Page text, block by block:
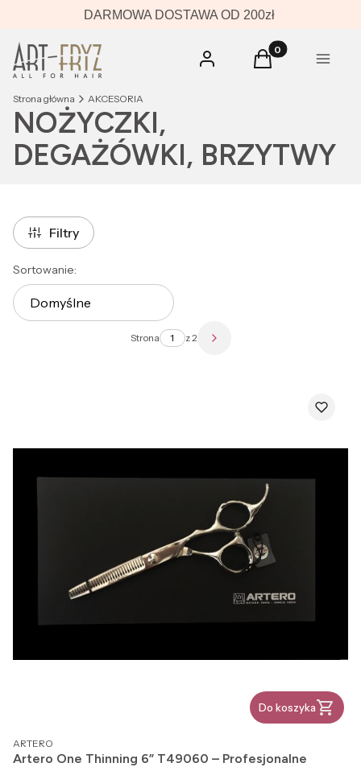
DARMOWA DOSTAWA OD 200zł
Zaloguj się Produkty w
Koszyk Menu
Strona główna AKCESORIA
NOŻYCZKI,
DEGAŻÓWKI, BRZYTWY
Filtry
Lista produktów
Sortowanie:
Domyślne
Strona z 2 Następne produkty
Do koszyka
PRODUCENT
ARTERO
Artero One Thinning 6” T49060 – Profesjonalne